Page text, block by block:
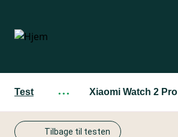
hovedindhold
Test ··· Xiaomi Watch 2 Pro
Tilbage til testen